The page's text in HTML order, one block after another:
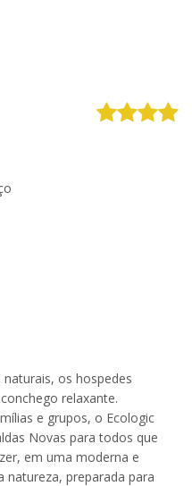
os hospedes
relaxante.
e grupos, o Ecologic
Novas para todos que
em uma moderna e
natureza, preparada para